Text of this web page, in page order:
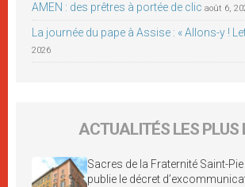
AMEN : des prêtres à portée de clic août 6,
La journée du pape à Assise : « Allons-y !
2026
ACTUALITÉS LES PLUS
Sacres de la Fraternité Saint-
publie le décret